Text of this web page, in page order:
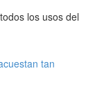
los usos del
tan